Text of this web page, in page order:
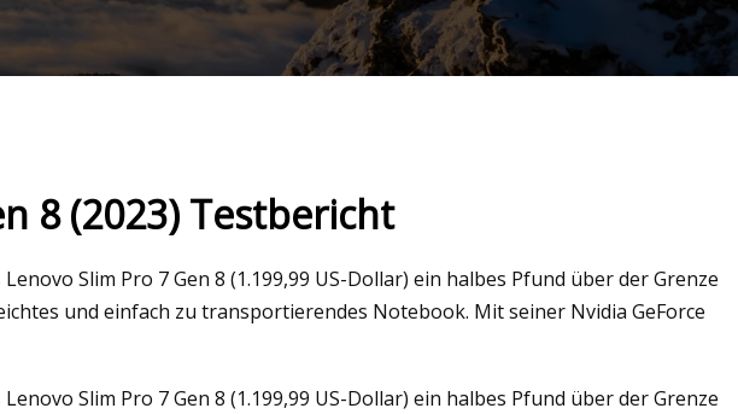
8 (2023) Testbericht
Slim Pro 7 Gen 8 (1.199,99 US-Dollar) ein halbes Pfund über der Grenze
und einfach zu transportierendes Notebook. Mit seiner Nvidia GeForce
Slim Pro 7 Gen 8 (1.199,99 US-Dollar) ein halbes Pfund über der Grenze